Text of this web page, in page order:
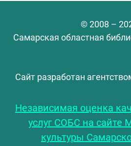
© 2008 –
Самарская областная
Сайт разработан
Независимая оценка
услуг СОБС на сайте
культуры